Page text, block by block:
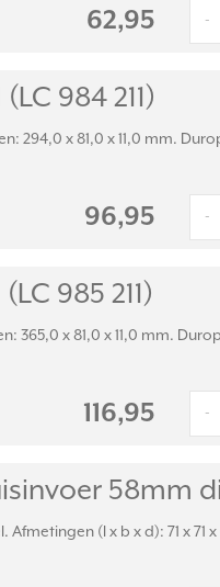
62,95 -
984 211)
294,0 x 81,0 x 11,0 mm.
96,95 -
985 211)
365,0 x 81,0 x 11,0 mm.
116,95 -
58mm
(l x b x d): 71 x 71